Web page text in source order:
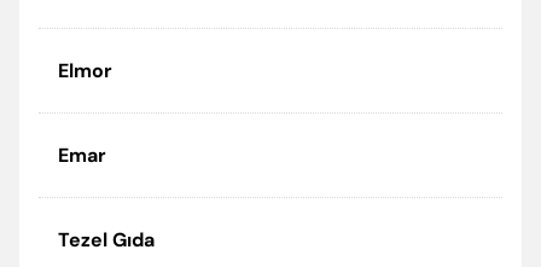
Elmor
Emar
Tezel Gıda